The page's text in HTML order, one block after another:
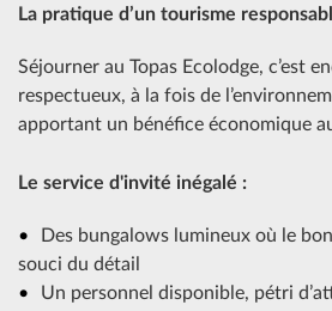
La pratique d’un tourisme
Séjourner au Topas Ecolodge, c’est
respectueux, à la fois de
apportant un bénéfice économique
Le service d'invité inégalé :
Des bungalows lumineux où le
souci du détail
Un personnel disponible, pétri